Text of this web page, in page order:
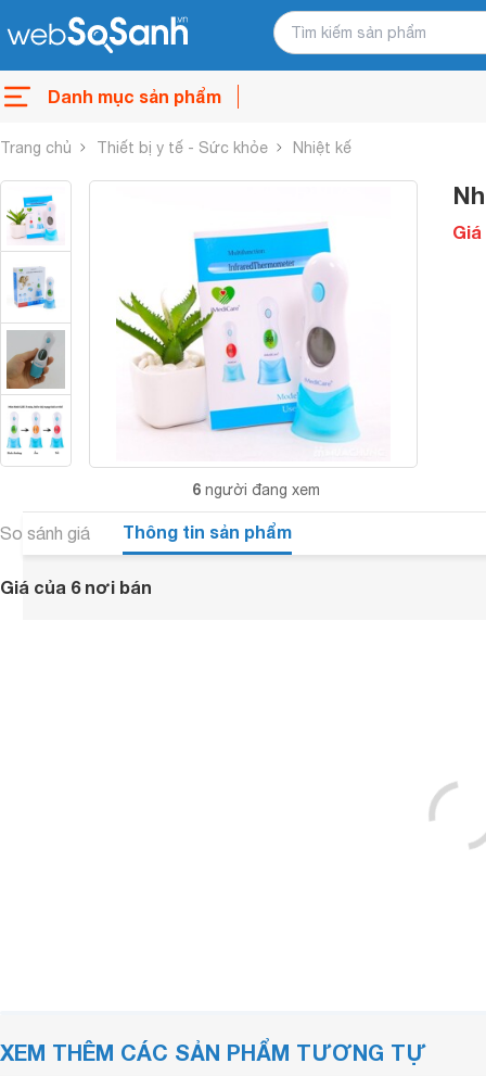
Danh mục sản phẩm
Trang chủ Thiết bị y tế - Sức khỏe Nhiệt kế
6 người đang xem
So sánh giá Thông tin sản phẩm
Giá của 6 nơi bán
XEM THÊM CÁC SẢN PHẨM TƯƠNG TỰ